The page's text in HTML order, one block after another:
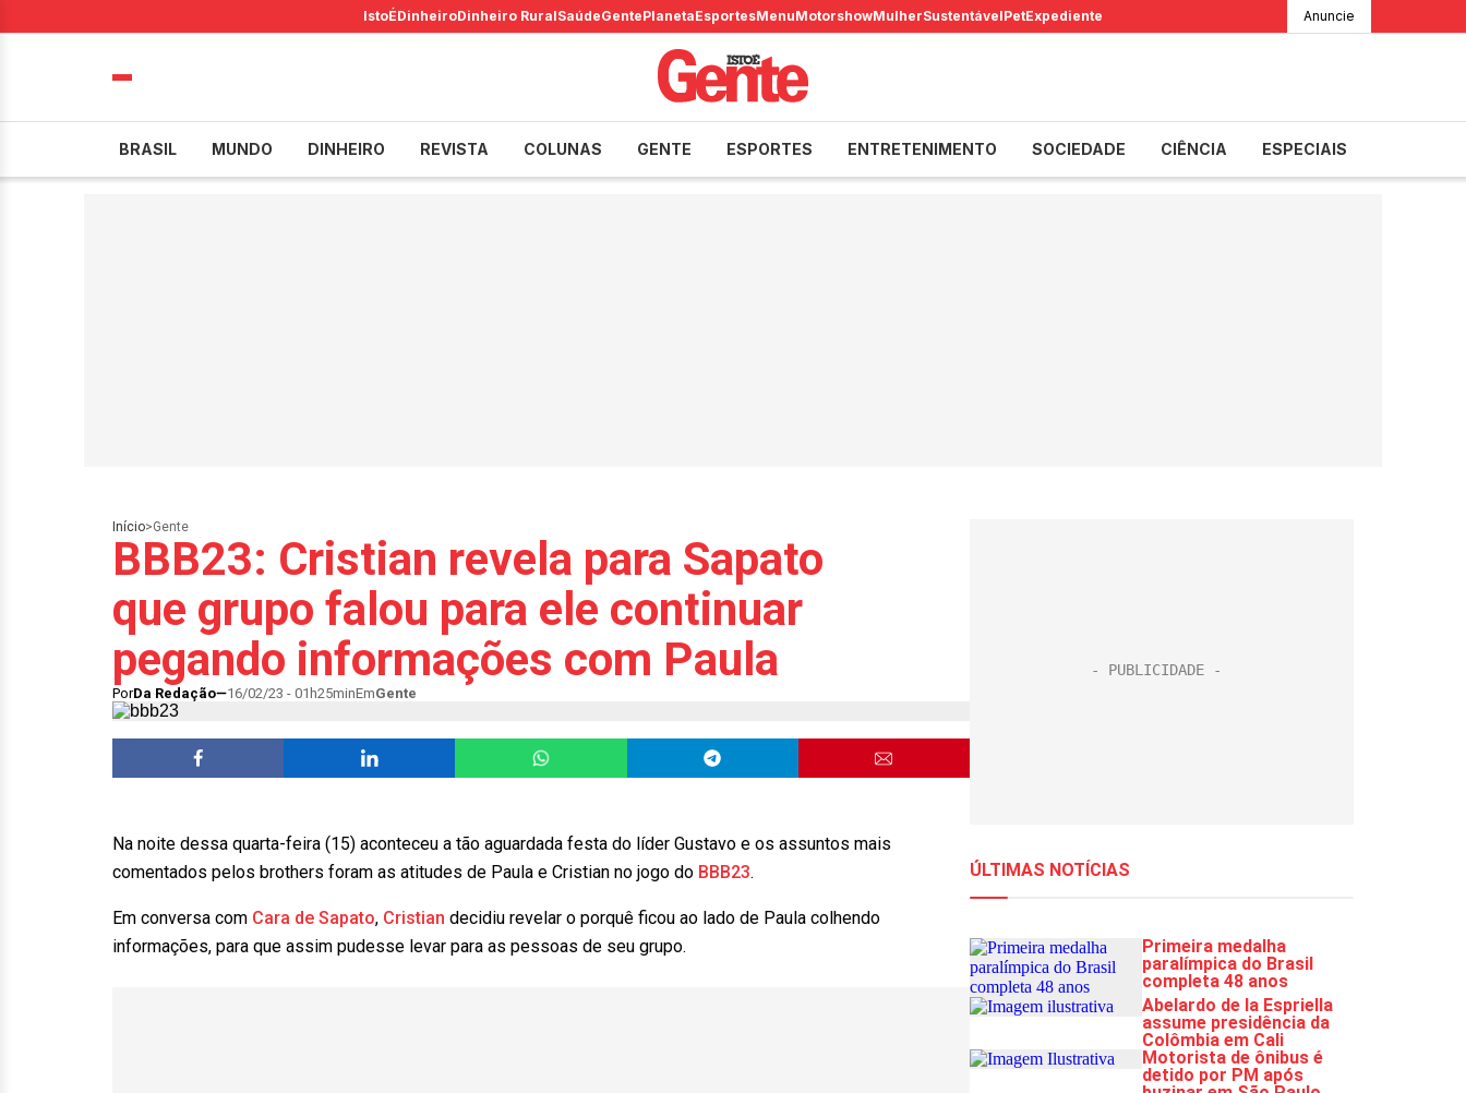
IstoÉDinheiroDinheiro RuralSaúdeGentePlanetaEsportesMenuMotorshowMulherSustentávelPetExpediente Anuncie
BRASIL MUNDO DINHEIRO REVISTA COLUNAS GENTE ESPORTES ENTRETENIMENTO SOCIEDADE CIÊNCIA ESPECIAIS
Início>Gente
BBB23: Cristian revela para Sapato
que grupo falou para ele continuar
pegando informações com Paula
PorDa Redação 16/02/23 - 01h25minEmGente
Na noite dessa quarta-feira (15) aconteceu a tão aguardada festa do líder Gustavo e os assuntos mais
comentados pelos brothers foram as atitudes de Paula e Cristian no jogo do BBB23.
Em conversa com Cara de Sapato, Cristian decidiu revelar o porquê ficou ao lado de Paula colhendo
informações, para que assim pudesse levar para as pessoas de seu grupo.